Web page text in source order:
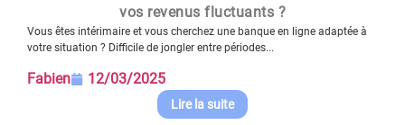
vos revenus fluctuants ?
Vous êtes intérimaire et vous cherchez une banque en ligne adaptée à
votre situation ? Difficile de jongler entre périodes...
Fabien 12/03/2025
Lire la suite